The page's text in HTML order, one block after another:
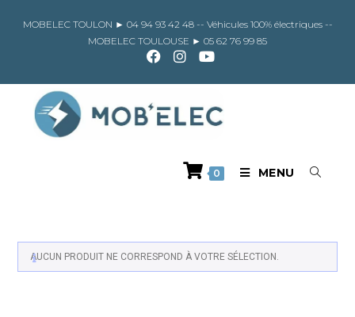
MOBELEC TOULON ► 04 94 93 42 48 -- Véhicules 100% électriques --
MOBELEC TOULOUSE ► 05 62 76 99 85
0 MENU
AUCUN PRODUIT NE CORRESPOND À VOTRE SÉLECTION.